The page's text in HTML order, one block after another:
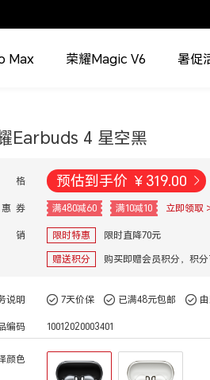
Max 荣耀Magic V6 暑促
Earbuds 4 星空黑
格 预估到手价 ¥ 319.00
券 满480减60 满10减10 立即领取
销 限时特惠
限时直降70元
赠送积分
购买即赠会员积分，积
说明 7天价保 已满48元包邮
编码 10012020003401
颜色